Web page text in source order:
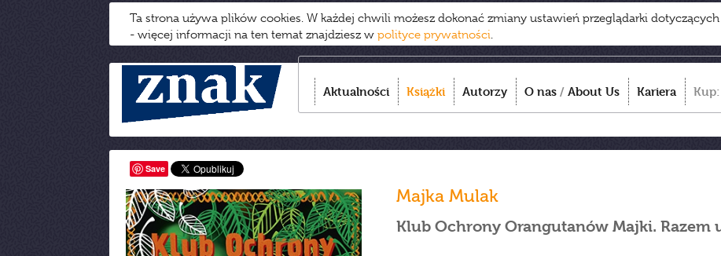
Ta strona używa plików cookies. W każdej chwili możesz dokonać zmiany ustawień przeglądarki
- więcej informacji na ten temat znajdziesz w polityce prywatności.
Aktualności Książki Autorzy O nas / About Us Kariera Kup:
Save
Majka Mulak
Klub Ochrony Orangutanów Majki. Razem